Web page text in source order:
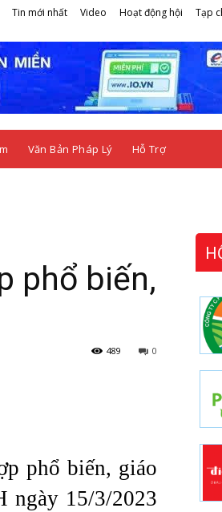
Tin mới nhất Video Hoạt động hội Tạp
Văn Bản Pháp Lý Hỗ Trợ
phổ biến,
0
489
phổ biến, giáo
ngày 15/3/2023